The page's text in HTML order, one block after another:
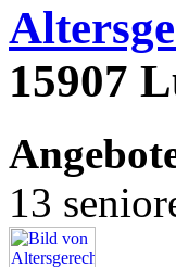
15907
13